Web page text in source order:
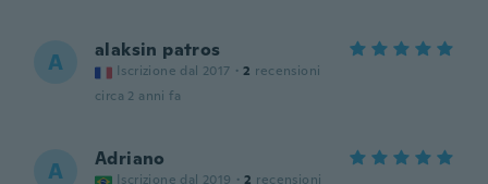
A alaksin patros
Iscrizione dal 2017 · 2 recensioni
circa 2 anni fa
A Adriano
Iscrizione dal 2019 · 2 recensioni